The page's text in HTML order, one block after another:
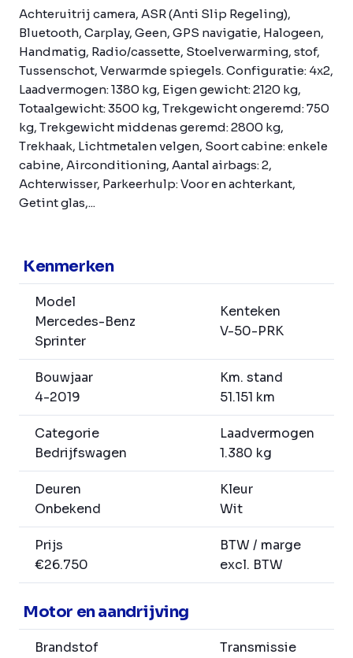
Achteruitrij camera, ASR (Anti Slip Regeling),
Bluetooth, Carplay, Geen, GPS navigatie, Halogeen,
Handmatig, Radio/cassette, Stoelverwarming, stof,
Tussenschot, Verwarmde spiegels. Configuratie: 4x2,
Laadvermogen: 1380 kg, Eigen gewicht: 2120 kg,
Totaalgewicht: 3500 kg, Trekgewicht ongeremd: 750
kg, Trekgewicht middenas geremd: 2800 kg,
Trekhaak, Lichtmetalen velgen, Soort cabine: enkele
cabine, Airconditioning, Aantal airbags: 2,
Achterwisser, Parkeerhulp: Voor en achterkant,
Getint glas,...
Kenmerken
Model
Mercedes-Benz
Sprinter
Kenteken
V-50-PRK
Bouwjaar
4-2019
Km. stand
51.151 km
Categorie
Bedrijfswagen
Laadvermogen
1.380 kg
Deuren
Onbekend
Kleur
Wit
Prijs
€26.750
BTW / marge
excl. BTW
Motor en aandrijving
Brandstof
Transmissie